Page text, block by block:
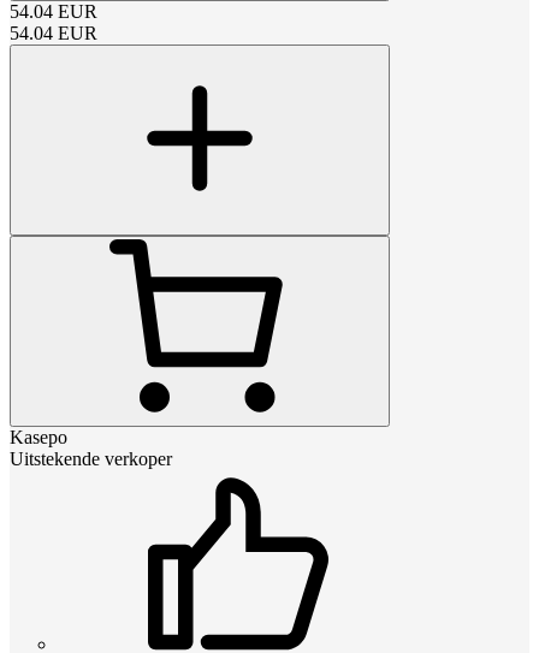
54.04 EUR
54.04 EUR
Kasepo
Uitstekende verkoper